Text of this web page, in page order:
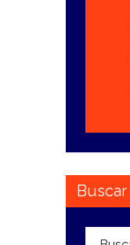
Buscar
Buscar: